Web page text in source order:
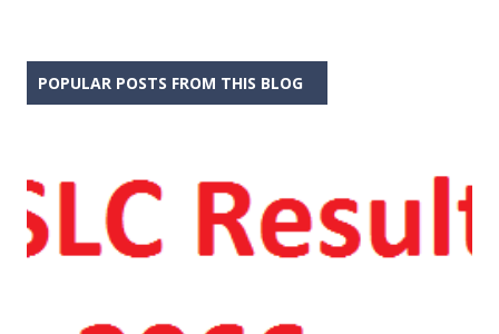
POPULAR POSTS FROM THIS BLOG